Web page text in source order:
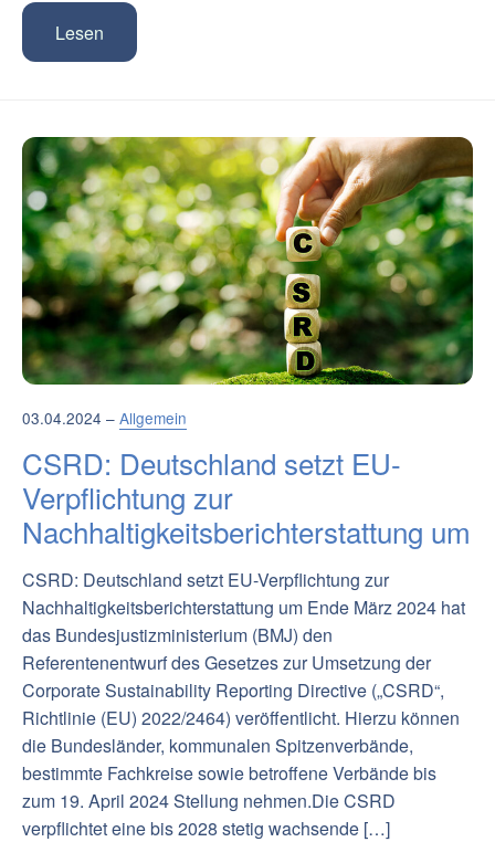
Lesen
03.04.2024 – Allgemein
CSRD: Deutschland setzt EU-
Verpflichtung zur
Nachhaltigkeitsberichterstattung um
CSRD: Deutschland setzt EU-Verpflichtung zur
Nachhaltigkeitsberichterstattung um Ende März 2024 hat
das Bundesjustizministerium (BMJ) den
Referentenentwurf des Gesetzes zur Umsetzung der
Corporate Sustainability Reporting Directive („CSRD“,
Richtlinie (EU) 2022/2464) veröffentlicht. Hierzu können
die Bundesländer, kommunalen Spitzenverbände,
bestimmte Fachkreise sowie betroffene Verbände bis
zum 19. April 2024 Stellung nehmen.Die CSRD
verpflichtet eine bis 2028 stetig wachsende […]